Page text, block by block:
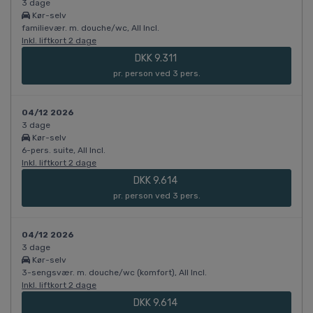
3 dage
Kør-selv
familievær. m. douche/wc, All Incl.
Inkl. liftkort 2 dage
DKK 9.311
pr. person ved 3 pers.
04/12 2026
3 dage
Kør-selv
6-pers. suite, All Incl.
Inkl. liftkort 2 dage
DKK 9.614
pr. person ved 3 pers.
04/12 2026
3 dage
Kør-selv
3-sengsvær. m. douche/wc (komfort), All Incl.
Inkl. liftkort 2 dage
DKK 9.614